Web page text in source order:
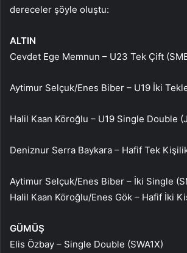
dereceler şöyle oluştu:
ALTIN
Cevdet Ege Memnun – U23 Tek Çift
Aytimur Selçuk/Enes Biber – U19 İki
Halil Kaan Köroğlu – U19 Single Double
Deniznur Serra Baykara – Hafif Tek
Aytimur Selçuk/Enes Biber – İki Single
Halil Kaan Köroğlu/Enes Gök – Hafif İki
GÜMÜŞ
Elis Özbay – Single Double (SWA1X)